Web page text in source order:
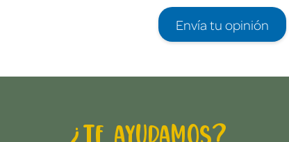
Envía tu opinión
¿Te ayudamos?